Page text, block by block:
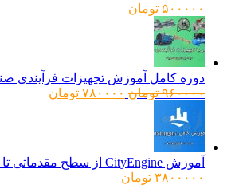
۵۰۰۰۰۰ تومان
دوره کامل آموزش تجهیزات فرآیندی صنعتی
۹۶۰۰۰۰ تومانقیمت
۷۸۰۰۰۰ تومانقیمت
آموزش CityEngine از سطح مقدماتی تا پیشرفته
۳۸۰۰۰۰۰ تومان